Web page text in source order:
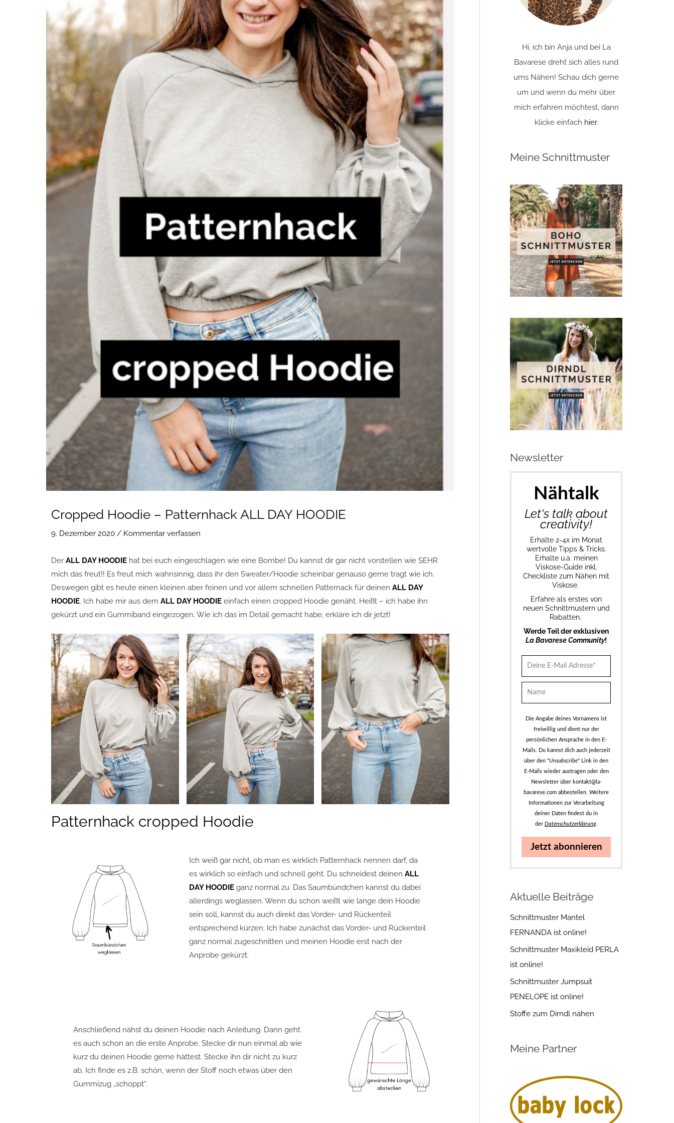
Cropped Hoodie – Patternhack ALL DAY HOODIE
9. Dezember 2020 / Kommentar verfassen
Der ALL DAY HOODIE hat bei euch eingeschlagen wie eine Bombe! Du kannst dir gar nicht vorstellen wie SEHR
mich das freut!! Es freut mich wahnsinnig, dass ihr den Sweater/Hoodie scheinbar genauso gerne tragt wie ich.
Deswegen gibt es heute einen kleinen aber feinen und vor allem schnellen Patternack für deinen ALL DAY
HOODIE. Ich habe mir aus dem ALL DAY HOODIE einfach einen cropped Hoodie genäht. Heißt – ich habe ihn
gekürzt und ein Gummiband eingezogen. Wie ich das im Detail gemacht habe, erkläre ich dir jetzt!
Patternhack cropped Hoodie
Ich weiß gar nicht, ob man es wirklich Patternhack nennen darf, da
es wirklich so einfach und schnell geht. Du schneidest deinenALL
DAY HOODIE ganz normal zu. Das Saumbündchen kannst du dabei
allerdings weglassen. Wenn du schon weißt wie lange dein Hoodie
sein soll, kannst du auch direkt das Vorder- und Rückenteil
entsprechend kürzen. Ich habe zunächst das Vorder- und Rückenteil
ganz normal zugeschnitten und meinen Hoodie erst nach der
Anprobe gekürzt.
Anschließend nähst du deinen Hoodie nach Anleitung. Dann geht
es auch schon an die erste Anprobe. Stecke dir nun einmal ab wie
kurz du deinen Hoodie gerne hättest. Stecke ihn dir nicht zu kurz
ab. Ich finde es z.B. schön, wenn der Stoff noch etwas über den
Gummizug „schoppt“.
Hi, ich bin Anja und bei La
Bavarese dreht sich alles rund
ums Nähen! Schau dich gerne
um und wenn du mehr über
mich erfahren möchtest, dann
klicke einfach hier.
Meine Schnittmuster
Newsletter
Nähtalk
Let's talk about
creativity!
Erhalte 2-4x im Monat
wertvolle Tipps & Tricks.
Erhalte u.a. meinen
Viskose-Guide inkl.
Checkliste zum Nähen mit
Viskose.
Erfahre als erstes von
neuen Schnittmustern und
Rabatten.
Werde Teil der exklusiven
La Bavarese Community!
Die Angabe deines Vornamens ist
freiwillig und dient nur der
persönlichen Ansprache in den E-
Mails. Du kannst dich auch jederzeit
über den "Unsubscribe" Link in den
E-Mails wieder austragen oder den
Newsletter über kontakt@la-
bavarese.com abbestellen. Weitere
Informationen zur Verarbeitung
deiner Daten findest du in
der Datenschutzerklärung.
Jetzt abonnieren
Aktuelle Beiträge
Schnittmuster Mantel
FERNANDA ist online!
Schnittmuster Maxikleid PERLA
ist online!
Schnittmuster Jumpsuit
PENELOPE ist online!
Stoffe zum Dirndl nähen
Meine Partner